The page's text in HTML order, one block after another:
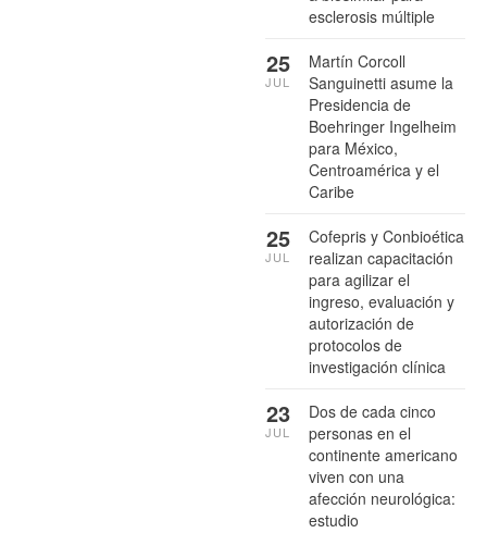
esclerosis múltiple
Martín Corcoll
Sanguinetti asume la
Presidencia de
Boehringer Ingelheim
para México,
Centroamérica y el
Caribe
25
JUL
Cofepris y Conbioética
realizan capacitación
para agilizar el
ingreso, evaluación y
autorización de
protocolos de
investigación clínica
25
JUL
Dos de cada cinco
personas en el
continente americano
viven con una
afección neurológica:
estudio
23
JUL